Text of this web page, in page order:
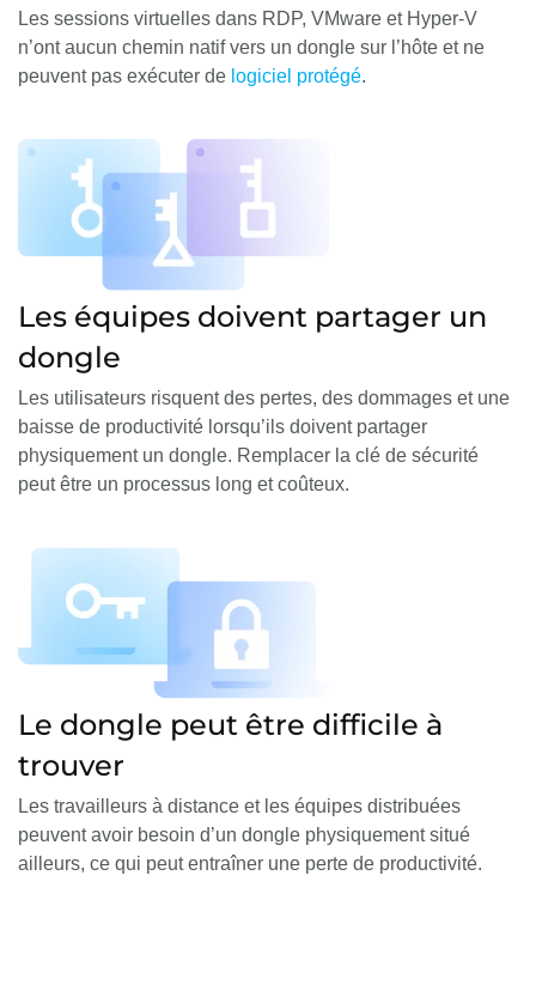
Les sessions virtuelles dans RDP, VMware et Hyper-V
n’ont aucun chemin natif vers un dongle sur l’hôte et ne
peuvent pas exécuter de logiciel protégé.
Les équipes doivent partager un
dongle
Les utilisateurs risquent des pertes, des dommages et une
baisse de productivité lorsqu’ils doivent partager
physiquement un dongle. Remplacer la clé de sécurité
peut être un processus long et coûteux.
Le dongle peut être difficile à
trouver
Les travailleurs à distance et les équipes distribuées
peuvent avoir besoin d’un dongle physiquement situé
ailleurs, ce qui peut entraîner une perte de productivité.